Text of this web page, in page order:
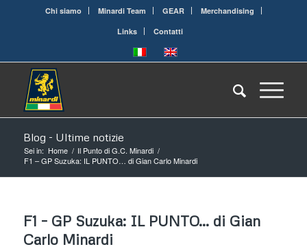
Chi siamo Minardi Team GEAR
Merchandising
Links
Contatti
Blog - Ultime notizie
Sei in: Home / Il Punto di G.C. Minardi /
F1 – GP Suzuka: IL PUNTO… di Gian Carlo Minardi
F1 – GP Suzuka: IL PUNTO… di Gian
Carlo Minardi